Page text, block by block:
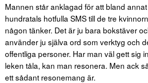
Mannen står anklagad för att bland
hundratals hotfulla SMS till de tre
någon tänker. Det är ju bara bokstäver
använder ju själva ord som verktyg och
offentliga personer. Har man väl gett sig
leken tåla, kan man resonera. Men ack
ett sådant resonemang är.